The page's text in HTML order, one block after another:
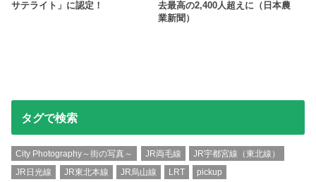
サテライト」に認定！
去最高の2,400人超えに（日本農
業新聞）
タグで検索
City Photography～街の写真～ JR両毛線
JR宇都宮線（東北線）
JR日光線
JR東北本線 JR烏山線 LRT
pickup